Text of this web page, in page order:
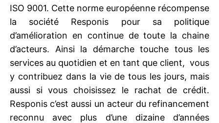
ISO 9001. Cette norme européenne récompense
la société Responis pour sa politique
d’amélioration en continue de toute la chaine
d’acteurs. Ainsi la démarche touche tous les
services au quotidien et en tant que client, vous
y contribuez dans la vie de tous les jours, mais
aussi si vous choisissez le rachat de crédit.
Responis c’est aussi un acteur du refinancement
reconnu avec plus d’une dizaine d’années